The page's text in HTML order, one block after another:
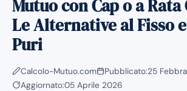
Mutuo con Cap o a
Le Alternative al Fisso
Puri
Calcolo-Mutuo.com Pubblicato:25
Aggiornato:05 Aprile 2026